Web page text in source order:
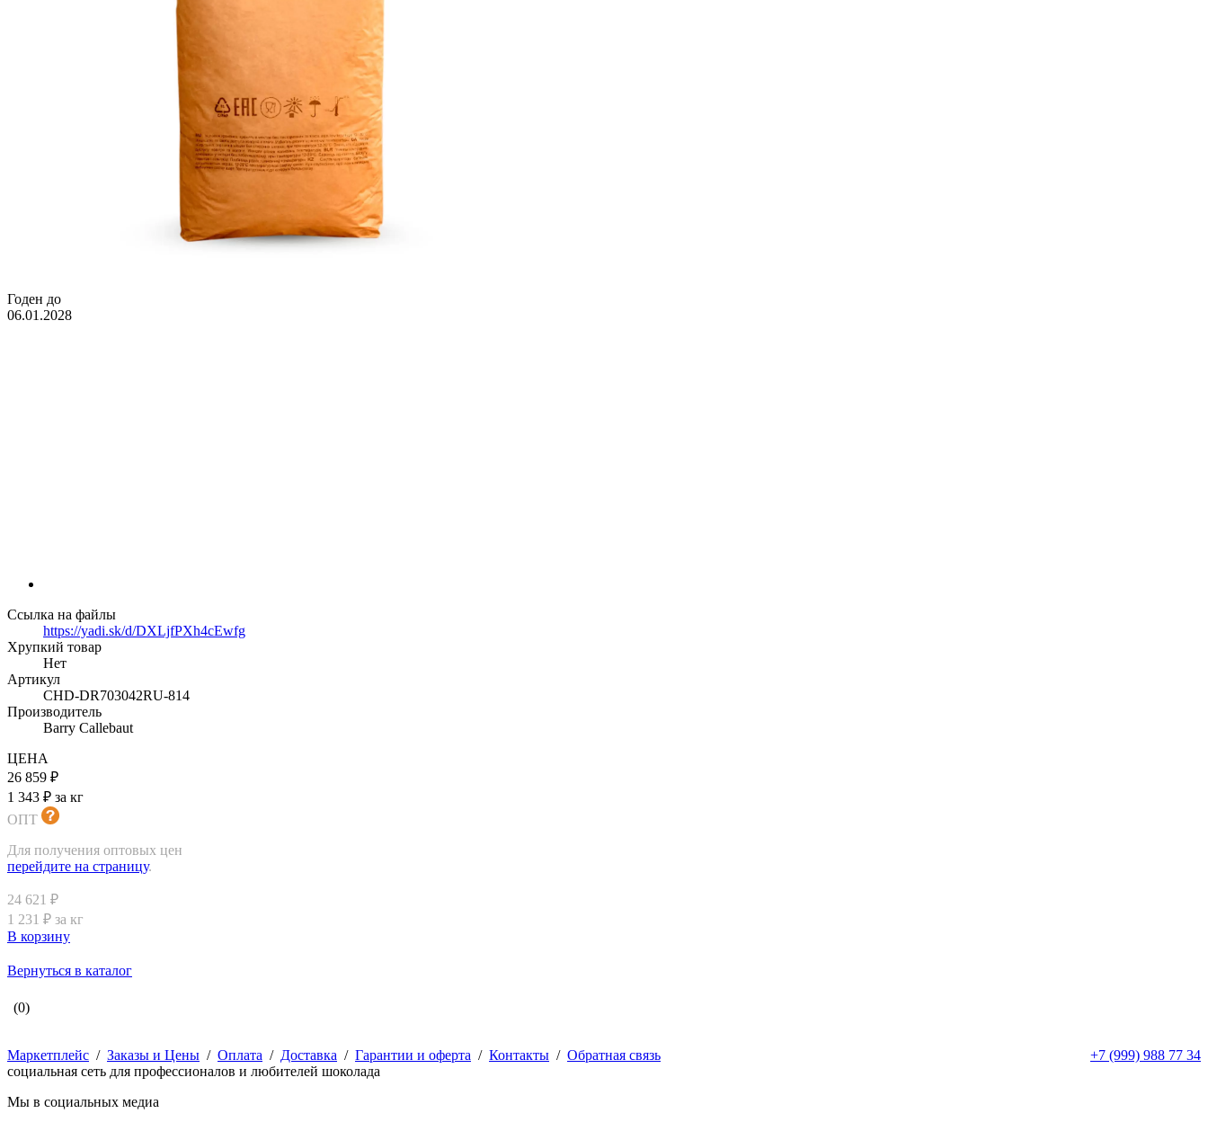
Годен до
06.01.2028
Ссылка на файлы
https://yadi.sk/d/DXLjfPXh4cEwfg
Хрупкий товар
Нет
Артикул
CHD-DR703042RU-814
Производитель
Barry Callebaut
ЦЕНА
26 859 ₽
1 343 ₽ за кг
ОПТ
Для получения оптовых цен
перейдите на страницу.
24 621 ₽
1 231 ₽ за кг
В корзину
Вернуться в каталог
(0)
+7 (999) 988 77 34
Маркетплейс / Заказы и Цены / Оплата / Доставка / Гарантии и оферта / Контакты / Обратная связь
социальная сеть для профессионалов и любителей шоколада
Мы в социальных медиа